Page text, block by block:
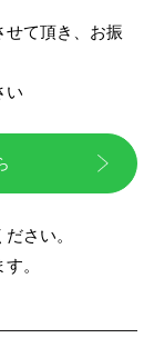
せて頂き、お振
い
さい。
。